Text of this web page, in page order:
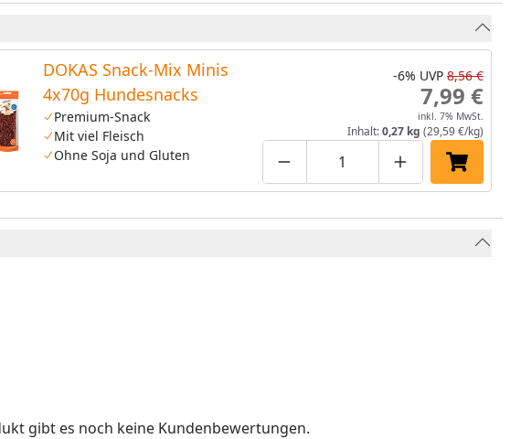
legen
DOKAS Snack-Mix Minis
4x70g Hundesnacks
Premium-Snack
Mit viel Fleisch
Ohne Soja und Gluten
Produktmenge um eins
Produktmenge manuell
Produktmenge
In den
-6% UVP 8,56 €
7,99 €
inkl. 7% MwSt.
Inhalt:0,27 kg (29,59 €/kg)
gibt es noch keine Kundenbewertungen.